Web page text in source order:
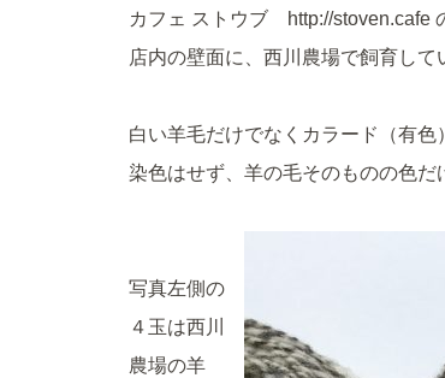
カフェ ストウブ http://stoven.cafe
店内の壁面に、西川農場で飼育し
白い羊毛だけでなくカラード（有色
染色はせず、羊の毛そのものの色だ
写真左側の
４玉は西川
農場の羊